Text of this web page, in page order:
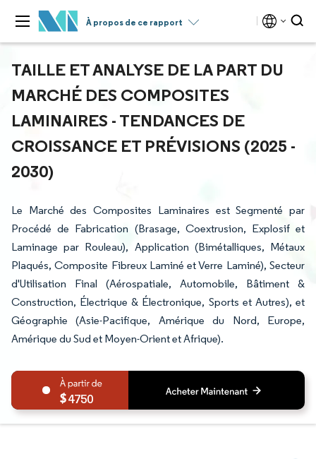
À propos de ce rapport
TAILLE ET ANALYSE DE LA PART DU
MARCHÉ DES COMPOSITES
LAMINAIRES - TENDANCES DE
CROISSANCE ET PRÉVISIONS (2025 -
2030)
Le Marché des Composites Laminaires est Segmenté par
Procédé de Fabrication (Brasage, Coextrusion, Explosif et
Laminage par Rouleau), Application (Bimétalliques, Métaux
Plaqués, Composite Fibreux Laminé et Verre Laminé), Secteur
d'Utilisation Final (Aérospatiale, Automobile, Bâtiment &
Construction, Électrique & Électronique, Sports et Autres), et
Géographie (Asie-Pacifique, Amérique du Nord, Europe,
Amérique du Sud et Moyen-Orient et Afrique).
4750